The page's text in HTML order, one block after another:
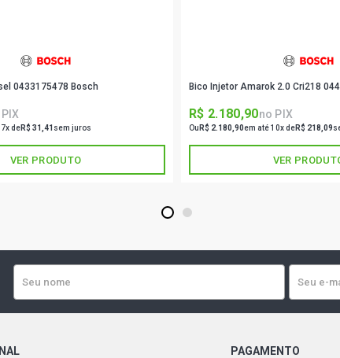
VECTRA
(2000 -
S10 CD
(1997 -
0433175478 Bosch
deR$ 31,41 sem juros
VER PRODUTO
Bico Injetor Amarok 2.0 Cri218
R$ 2.180,90no PIX
Ou R$ 2.180,90em até 10x deR$ 218,09
VER
1 2
PAGAMENTO